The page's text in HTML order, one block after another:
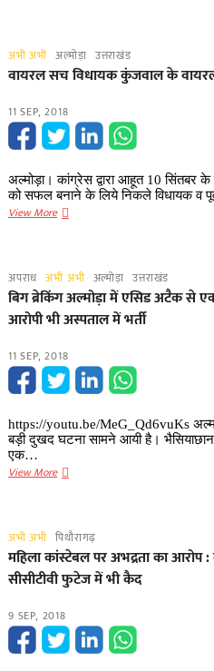
का
पेड़
अभी अभी अल्मोड़ा उत्तराखंड
वायरल सच विधायक कुंजवाल के वायरल
11 SEP, 2018
अल्मोड़ा। कांग्रेस द्वारा आहूत 10 सिंतबर
को सफल बनाने के लिये निकले विधायक व
View Moreवायरल
के
वायरल
वीडियों
ऐसा
क्या
है
अपराध अभी अभी अल्मोड़ा उत्तराखंड
बिग ब्रेकिंग अल्मोड़ा में एसिड अटैक से
आरोपी भी अस्पताल में भर्ती
11 SEP, 2018
https://youtu.be/MeG_Qd6vuKs
बड़ी दुखद घटना सामने आयी है।
एक…
View Moreबिग
एसिड
अटैक
से
ही
परिवार
के
अभी अभी पिथौरागढ़
महिला कांस्टेबल पर अभद्रता का आरोप :
सीसीटीवी फुटेज में भी कैद
9 SEP, 2018